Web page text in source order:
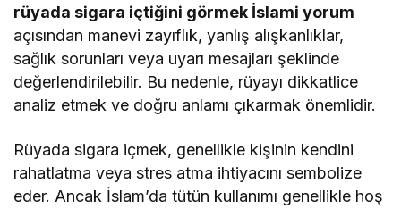
rüyada sigara içtiğini görmek İslami yorum
açısından manevi zayıflık, yanlış alışkanlıklar,
sağlık sorunları veya uyarı mesajları şeklinde
değerlendirilebilir. Bu nedenle, rüyayı dikkatlice
analiz etmek ve doğru anlamı çıkarmak önemlidir.
Rüyada sigara içmek, genellikle kişinin kendini
rahatlatma veya stres atma ihtiyacını sembolize
eder. Ancak İslam’da tütün kullanımı genellikle hoş